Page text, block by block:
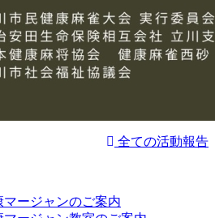
全ての活動報告